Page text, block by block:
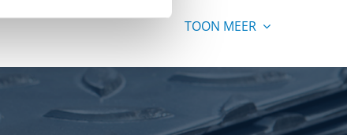
TOON MEER